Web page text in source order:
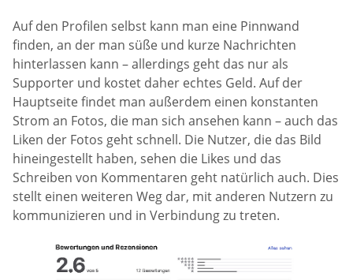
Auf den Profilen selbst kann man eine Pinnwand
finden, an der man süße und kurze Nachrichten
hinterlassen kann – allerdings geht das nur als
Supporter und kostet daher echtes Geld. Auf der
Hauptseite findet man außerdem einen konstanten
Strom an Fotos, die man sich ansehen kann – auch das
Liken der Fotos geht schnell. Die Nutzer, die das Bild
hineingestellt haben, sehen die Likes und das
Schreiben von Kommentaren geht natürlich auch. Dies
stellt einen weiteren Weg dar, mit anderen Nutzern zu
kommunizieren und in Verbindung zu treten.